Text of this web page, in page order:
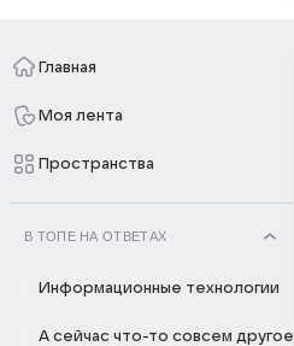
Главная
Моя лента
Пространства
В ТОПЕ НА ОТВЕТАХ
Информационные технологии
А сейчас что-то совсем другое